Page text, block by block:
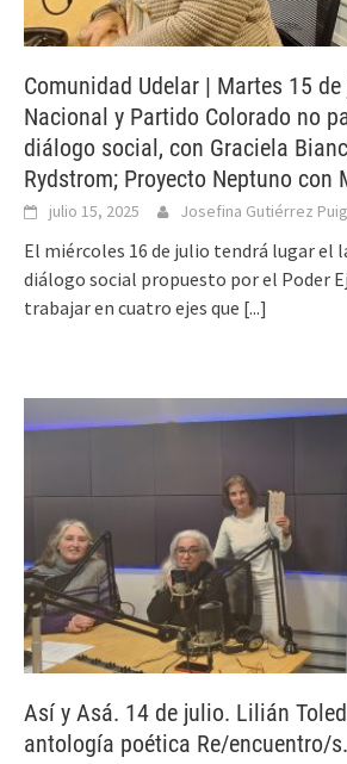
Comunidad Udelar | Martes 15
Nacional y Partido Colorado no
diálogo social, con Graciela
Rydstrom; Proyecto Neptuno con
julio 15, 2025 Josefina Gutiérrez Puig
El miércoles 16 de julio tendrá lugar el
diálogo social propuesto por el Poder
trabajar en cuatro ejes que [...]
Así y Asá. 14 de julio. Lilián
antología poética Re/encuentro/s.